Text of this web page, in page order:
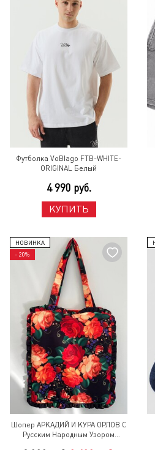
Футболка VoBlago FTB-WHITE-
ORIGINAL Белый
4 990 руб.
КУПИТЬ
НОВИНКА
- 20%
Шопер АРКАДИЙ И КУРА ОРЛОВ С
Русским Народным Узором